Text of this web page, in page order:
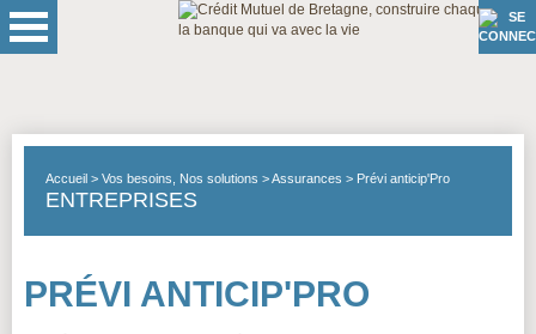
Accueil Vos besoins, Nos solutions Assurances Prévi anticip'Pro
ENTREPRISES
PRÉVI ANTICIP'PRO